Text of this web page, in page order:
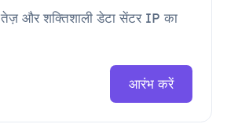
तेज़ और शक्तिशाली डेटा सेंटर IP का
आरंभ करें